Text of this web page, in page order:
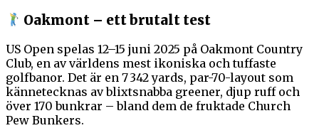
Oakmont – ett brutalt test
US Open spelas 12–15 juni 2025 på Oakmont Country
Club, en av världens mest ikoniska och tuffaste
golfbanor. Det är en 7 342 yards, par-70-layout som
kännetecknas av blixtsnabba greener, djup ruff och
över 170 bunkrar – bland dem de fruktade Church
Pew Bunkers.